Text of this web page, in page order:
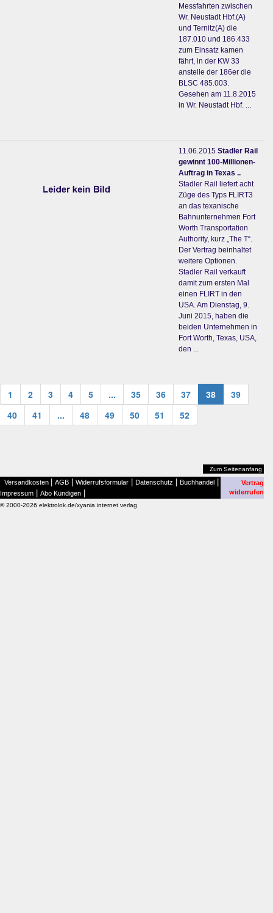
Messfahrten zwischen
Wr. Neustadt Hbf.(A)
und Ternitz(A) die
187.010 und 186.433
zum Einsatz kamen
fährt, in der KW 33
anstelle der 186er die
BLSC 485.003.
Gesehen am 11.8.2015
in Wr. Neustadt Hbf. ...
11.06.2015 Stadler Rail
gewinnt 100-Millionen-
Auftrag in Texas ..
Stadler Rail liefert acht
Züge des Typs FLIRT3
an das texanische
Bahnunternehmen Fort
Worth Transportation
Authority, kurz „The T“.
Der Vertrag beinhaltet
weitere Optionen.
Stadler Rail verkauft
damit zum ersten Mal
einen FLIRT in den
USA. Am Dienstag, 9.
Juni 2015, haben die
beiden Unternehmen in
Fort Worth, Texas, USA,
den ...
1 2 3 4 5 ... 35 36 37 38
39
40
41 ... 48 49 50 51 52
Zum Seitenanfang
Versandkosten AGB Widerrufsformular Datenschutz Buchhandel
Impressum Abo Kündigen
Vertrag
widerrufen
© 2000-2026 elektrolok.de/xyania internet verlag